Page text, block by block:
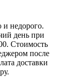
и недорого.
день при
Стоимость
после
доставки